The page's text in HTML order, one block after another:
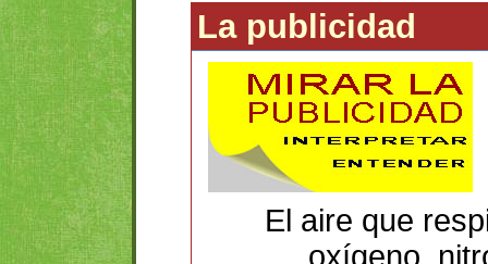
La publicidad
El aire que
oxígeno,